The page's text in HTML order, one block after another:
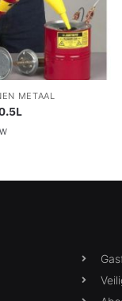
METAAL